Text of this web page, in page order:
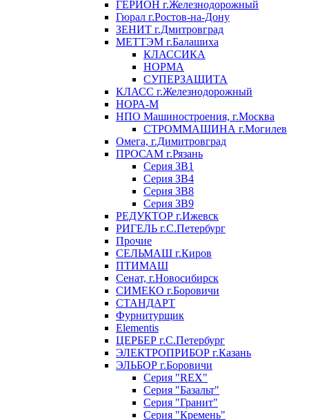
ГЕРИОН г.Железнодорожный
Гюрал г.Ростов-на-Дону
ЗЕНИТ г.Дмитровград
МЕТТЭМ г.Балашиха
КЛАССИКА
НОРМА
СУПЕРЗАЩИТА
КЛАСС г.Железнодорожный
НОРА-М
НПО Машиностроения, г.Москва
СТРОММАШИНА г.Могилев
Омега, г.Димитровград
ПРОСАМ г.Рязань
Серия ЗВ1
Серия ЗВ4
Серия ЗВ8
Серия ЗВ9
РЕДУКТОР г.Ижевск
РИГЕЛЬ г.С.Петербург
Прочие
СЕЛЬМАШ г.Киров
ПТИМАШ
Сенат, г.Новосибирск
СИМЕКО г.Боровичи
СТАНДАРТ
Фурнитурщик
Elementis
ЦЕРБЕР г.С.Петербург
ЭЛЕКТРОПРИБОР г.Казань
ЭЛЬБОР г.Боровичи
Серия "REX"
Серия "Базальт"
Серия "Гранит"
Серия "Кремень"